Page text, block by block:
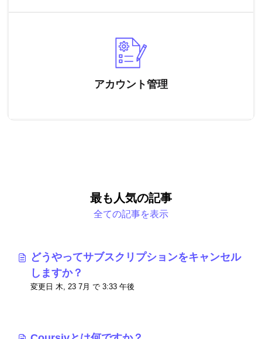
アカウント管理
最も人気の記事
全ての記事を表示
どうやってサブスクリプションをキャンセル
しますか？
変更日 木, 23 7月 で 3:33 午後